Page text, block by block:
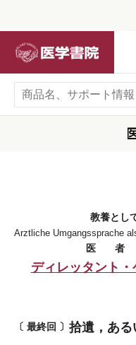
教養とし
Arztliche Umgangssprache
医 者
ディレッタント
〔 最終回 〕 拾遺，あ